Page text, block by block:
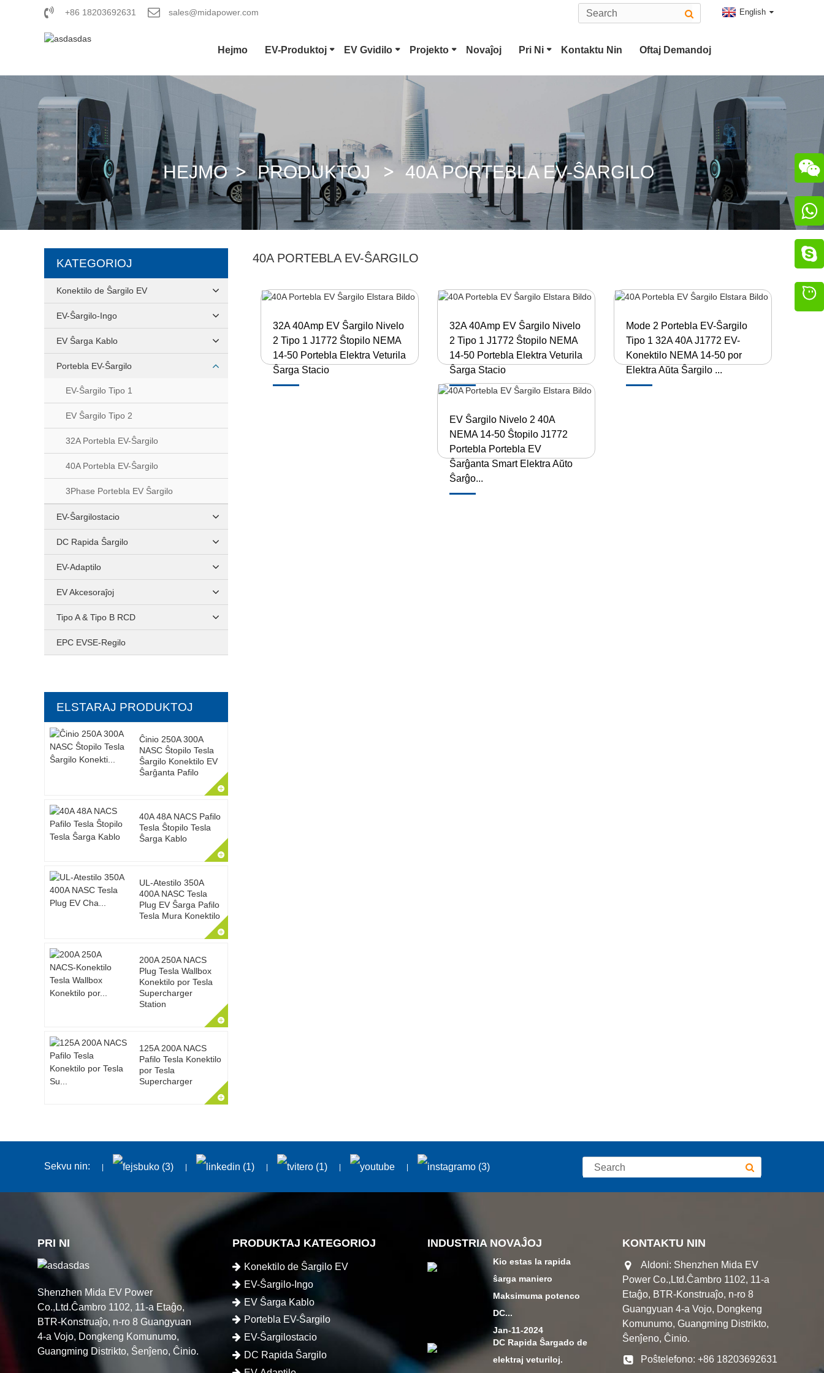
+86 18203692631 sales@midapower.com English
Hejmo EV-Produktoj
Tipo 2 EV-Konektilo
CCS Combo 1 Ŝtopilo CCS Combo 2 Ŝtopilo Konektilo CHAdeMO
GB/T DC Gun ChaoJi Konektilo
EV Gvidilo Projekto Novaĵoj Pri Ni Kontaktu Nin Oftaj Demandoj
HEJMO PRODUKTOJ 40A PORTEBLA EV-ŜARGILO
KATEGORIOJ
Konektilo de Ŝargilo EV
EV-Ŝargilo-Ingo
EV Ŝarga Kablo
Portebla EV-Ŝargilo
EV-Ŝargilo Tipo 1
EV Ŝargilo Tipo 2
32A Portebla EV-Ŝargilo
40A Portebla EV-Ŝargilo
3Phase Portebla EV Ŝargilo
EV-Ŝargilostacio
DC Rapida Ŝargilo
EV-Adaptilo
EV Akcesoraĵoj
Tipo A & Tipo B RCD
EPC EVSE-Regilo
ELSTARAJ PRODUKTOJ
Ĉinio 250A 300A
NASC Ŝtopilo Tesla
Ŝargilo Konektilo EV
Ŝarĝanta Pafilo
40A 48A NACS Pafilo
Tesla Ŝtopilo Tesla
Ŝarga Kablo
UL-Atestilo 350A
400A NASC Tesla
Plug EV Ŝarga Pafilo
Tesla Mura Konektilo
200A 250A NACS
Plug Tesla Wallbox
Konektilo por Tesla
Supercharger
Station
125A 200A NACS
Pafilo Tesla Konektilo
por Tesla
Supercharger
40A PORTEBLA EV-ŜARGILO
32A 40Amp EV Ŝargilo Nivelo
2 Tipo 1 J1772 Ŝtopilo NEMA
14-50 Portebla Elektra Veturila
Ŝarga Stacio
32A 40Amp EV Ŝargilo Nivelo
2 Tipo 1 J1772 Ŝtopilo NEMA
14-50 Portebla Elektra Veturila
Ŝarga Stacio
Mode 2 Portebla EV-Ŝargilo
Tipo 1 32A 40A J1772 EV-
Konektilo NEMA 14-50 por
Elektra Aŭta Ŝargilo ...
EV Ŝargilo Nivelo 2 40A
NEMA 14-50 Ŝtopilo J1772
Portebla Portebla EV
Ŝarĝanta Smart Elektra Aŭto
Ŝarĝo...
Sekvu nin:
PRI NI
Shenzhen Mida EV Power
Co.,Ltd.Ĉambro 1102, 11-a Etaĝo,
BTR-Konstruaĵo, n-ro 8 Guangyuan
4-a Vojo, Dongkeng Komunumo,
Guangming Distrikto, Ŝenĵeno, Ĉinio.
PRODUKTAJ KATEGORIOJ
Konektilo de Ŝargilo EV
EV-Ŝargilo-Ingo
EV Ŝarga Kablo
Portebla EV-Ŝargilo
EV-Ŝargilostacio
DC Rapida Ŝargilo
INDUSTRIA NOVAĴOJ
Kio estas la rapida
ŝarga maniero
Maksimuma potenco
DC...
Jan-11-2024
DC Rapida Ŝargado de
elektraj veturiloj.
KONTAKTU NIN
Aldoni: Shenzhen Mida EV
Power Co.,Ltd.Ĉambro 1102, 11-a
Etaĝo, BTR-Konstruaĵo, n-ro 8
Guangyuan 4-a Vojo, Dongkeng
Komunumo, Guangming Distrikto,
Ŝenĵeno, Ĉinio.
Poŝtelefono: +86 18203692631


